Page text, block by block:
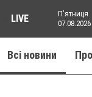
LIVE
Пʼятниця
07.08.2026
Всі новини